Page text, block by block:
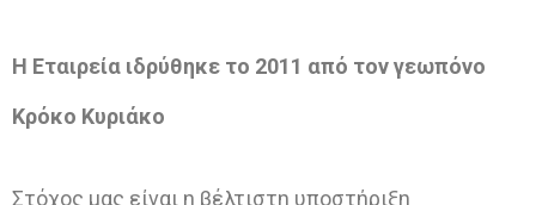
Η Εταιρεία ιδρύθηκε το 2011 από τον γεωπόνο
Κρόκο Κυριάκο
Στόχος μας είναι η βέλτιστη υποστήριξη